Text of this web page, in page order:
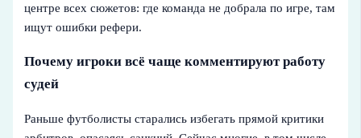
центре всех сюжетов: где команда не добрала по игре, там
ищут ошибки рефери.
Почему игроки всё чаще комментируют работу
судей
Раньше футболисты старались избегать прямой критики